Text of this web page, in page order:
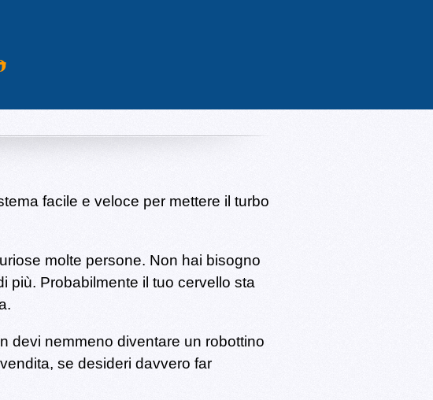
facile e veloce per mettere il turbo
molte persone. Non hai bisogno
più. Probabilmente il tuo cervello sta
devi nemmeno diventare un robottino
se desideri davvero far